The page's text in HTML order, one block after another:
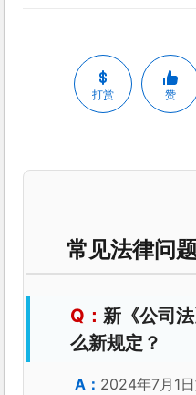
打赏 赞
常见法律问
新《公司
么新规定？
2024年7月1